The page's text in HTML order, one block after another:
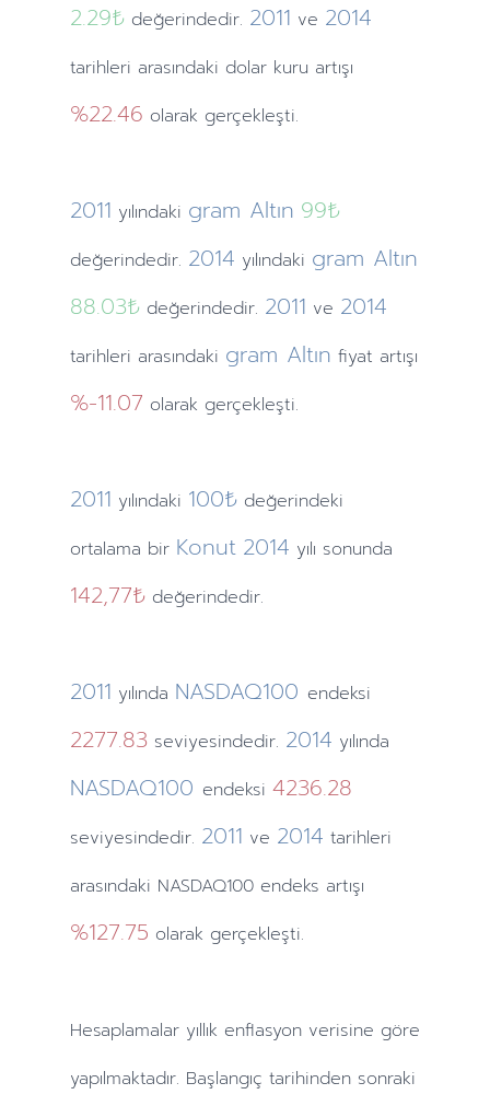
2.29₺değerindedir. 2011 ve 2014
tarihleri arasındaki dolar kuru artışı
%22.46 olarak gerçekleşti.
2011 yılındaki gram Altın 99₺
değerindedir. 2014 yılındaki gram Altın
88.03₺değerindedir. 2011 ve 2014
tarihleri arasındaki gram Altın fiyat artışı
%-11.07 olarak gerçekleşti.
2011 yılındaki 100₺ değerindeki
ortalama bir Konut 2014 yılı sonunda
142,77₺ değerindedir.
2011 yılında NASDAQ100 endeksi
2277.83 seviyesindedir. 2014 yılında
NASDAQ100 endeksi 4236.28
seviyesindedir. 2011 ve 2014 tarihleri
arasındaki NASDAQ100 endeks artışı
%127.75 olarak gerçekleşti.
Hesaplamalar yıllık enflasyon verisine göre
yapılmaktadır. Başlangıç tarihinden sonraki